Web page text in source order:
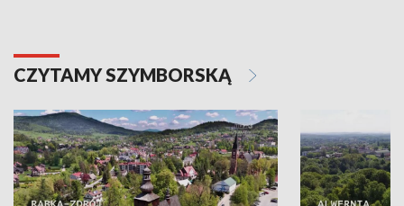
CZYTAMY SZYMBORSKĄ